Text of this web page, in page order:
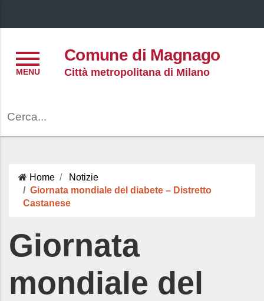
Comune di Magnago
Città metropolitana di Milano
Home
Notizie
Giornata mondiale del diabete – Distretto
Castanese
Giornata
mondiale del